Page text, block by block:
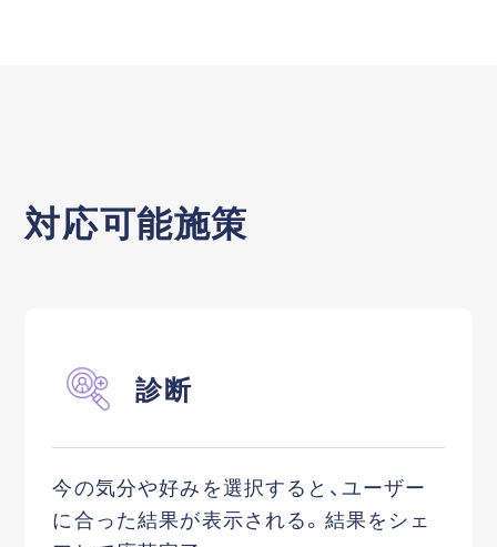
対応可能施策
診断
今の気分や好みを選択すると、ユーザー
に合った結果が表示される。結果をシェ